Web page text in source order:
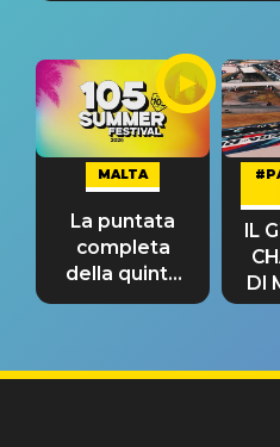
MALTA
La puntata
completa
della quinta
tappa
IL
DI